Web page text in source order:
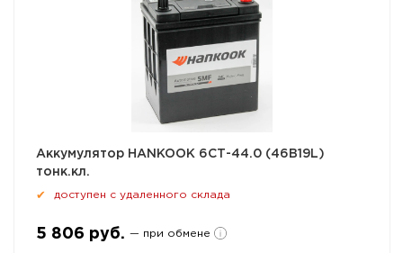
Аккумулятор HANKOOK 6СТ-44.0 (46B19L)
тонк.кл.
✔ доступен с удаленного склада
5 806 руб. — при обмене